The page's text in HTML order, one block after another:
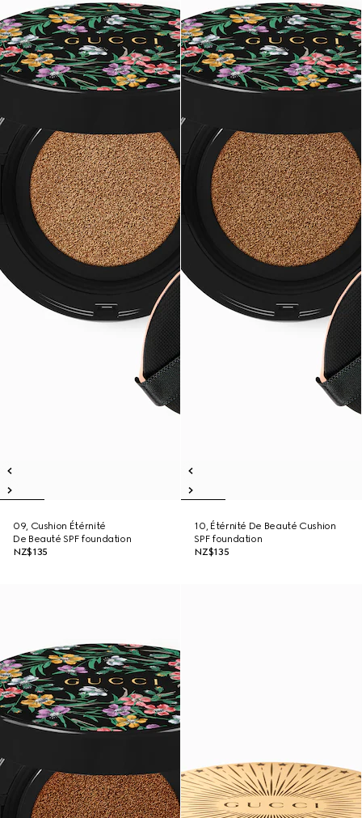
09, Cushion Étérnité
De Beauté SPF foundation
NZ$135
10, Étérnité De Beauté Cushion
SPF foundation
NZ$135